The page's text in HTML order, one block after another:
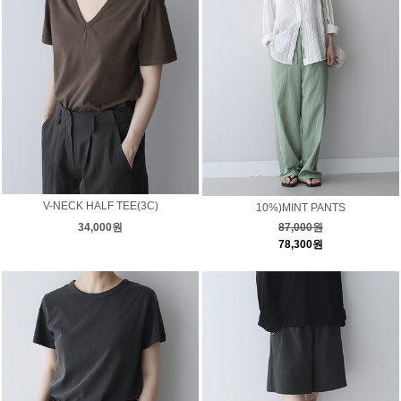
V-NECK HALF TEE(3C)
34,000원
10%)MINT PANTS
87,000원
78,300원